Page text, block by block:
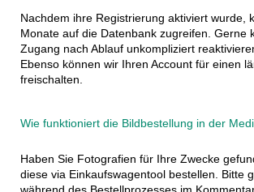
Nachdem ihre Registrierung aktiviert wurde,
Monate auf die Datenbank zugreifen. Gerne
Zugang nach Ablauf unkompliziert
Ebenso können wir Ihren Account für einen
freischalten.
Wie funktioniert die Bildbestellung in der
Haben Sie Fotografien für Ihre Zwecke
diese via Einkaufswagentool bestellen. Bitte
während des Bestellprozesses im